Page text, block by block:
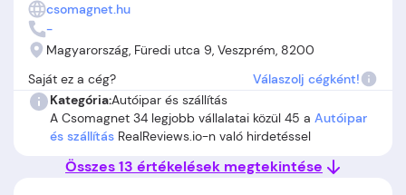
csomagnet.hu
-
Magyarország, Füredi utca 9, Veszprém, 8200
Saját ez a cég?
Válaszolj cégként!
Kategória:Autóipar és szállítás
A Csomagnet 34 legjobb vállalatai közül 45 a Autóipar
és szállítás RealReviews.io-n való hirdetéssel
Összes 13 értékelések megtekintése